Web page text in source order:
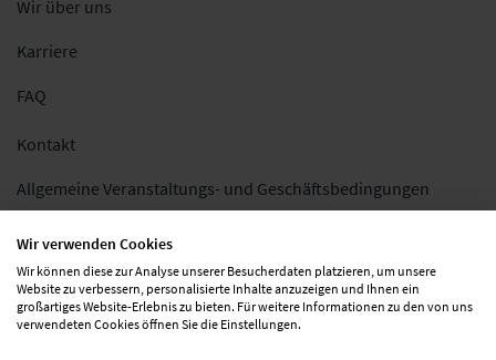
Wir über uns
Karriere
FAQ
Kontakt
Allgemeine Veranstaltungs- und Geschäftsbedingungen
Impressum
Datenschutz
Folgen Sie uns
Wir verwenden Cookies
Wir können diese zur Analyse unserer Besucherdaten platzieren, um unsere
Website zu verbessern, personalisierte Inhalte anzuzeigen und Ihnen ein
großartiges Website-Erlebnis zu bieten. Für weitere Informationen zu den von uns
verwendeten Cookies öffnen Sie die Einstellungen.